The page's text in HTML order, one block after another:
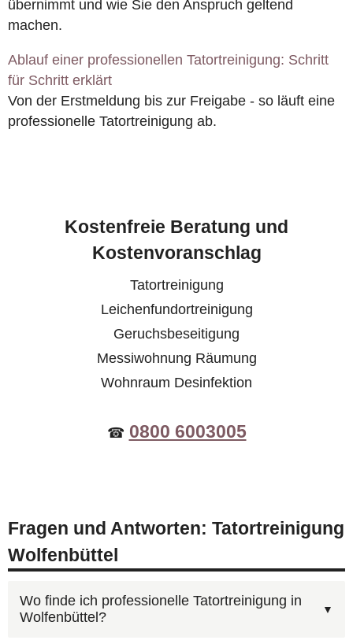
übernimmt und wie Sie den Anspruch geltend
machen.
Ablauf einer professionellen Tatortreinigung: Schritt
für Schritt erklärt
Von der Erstmeldung bis zur Freigabe - so läuft eine
professionelle Tatortreinigung ab.
Kostenfreie Beratung und
Kostenvoranschlag
Tatortreinigung
Leichenfundortreinigung
Geruchsbeseitigung
Messiwohnung Räumung
Wohnraum Desinfektion
☎ 0800 6003005
Fragen und Antworten: Tatortreinigung
Wolfenbüttel
Wo finde ich professionelle Tatortreinigung in
Wolfenbüttel?